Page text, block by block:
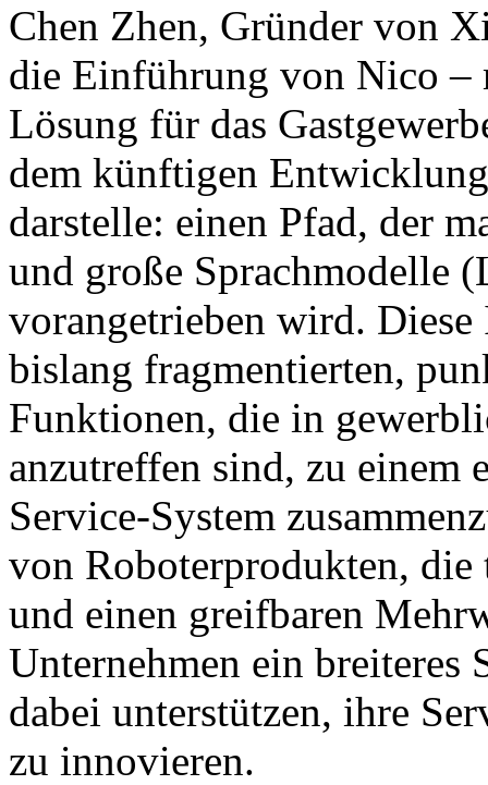
Chen Zhen, Gründer von
die Einführung von Nico –
Lösung für das
dem künftigen
darstelle: einen Pfad, der
und große Sprachmodelle
vorangetrieben wird.
bislang fragmentierten,
Funktionen, die in
anzutreffen sind, zu einem
Service-System
von Roboterprodukten,
und einen greifbaren
Unternehmen ein breiteres
dabei unterstützen, ihre
zu innovieren.